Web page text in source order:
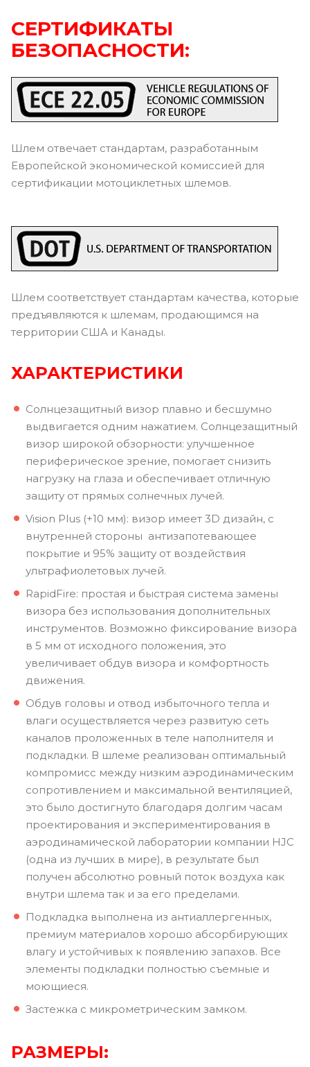
СЕРТИФИКАТЫ
БЕЗОПАСНОСТИ:
Шлем отвечает стандартам, разработанным
Европейской экономической комиссией для
сертификации мотоциклетных шлемов.
Шлем соответствует стандартам качества, которые
предъявляются к шлемам, продающимся на
территории США и Канады.
ХАРАКТЕРИСТИКИ
Солнцезащитный визор плавно и бесшумно
выдвигается одним нажатием. Солнцезащитный
визор широкой обзорности: улучшенное
периферическое зрение, помогает снизить
нагрузку на глаза и обеспечивает отличную
защиту от прямых солнечных лучей.
Vision Plus (+10 мм): визор имеет 3D дизайн, с
внутренней стороны антизапотевающее
покрытие и 95% защиту от воздействия
ультрафиолетовых лучей.
RapidFire: простая и быстрая система замены
визора без использования дополнительных
инструментов. Возможно фиксирование визора
в 5 мм от исходного положения, это
увеличивает обдув визора и комфортность
движения.
Обдув головы и отвод избыточного тепла и
влаги осуществляется через развитую сеть
каналов проложенных в теле наполнителя и
подкладки. В шлеме реализован оптимальный
компромисс между низким аэродинамическим
сопротивлением и максимальной вентиляцией,
это было достигнуто благодаря долгим часам
проектирования и экспериментирования в
аэродинамической лаборатории компании HJC
(одна из лучших в мире), в результате был
получен абсолютно ровный поток воздуха как
внутри шлема так и за его пределами.
Подкладка выполнена из антиаллергенных,
премиум материалов хорошо абсорбирующих
влагу и устойчивых к появлению запахов. Все
элементы подкладки полностью съемные и
моющиеся.
Застежка с микрометрическим замком.
РАЗМЕРЫ: